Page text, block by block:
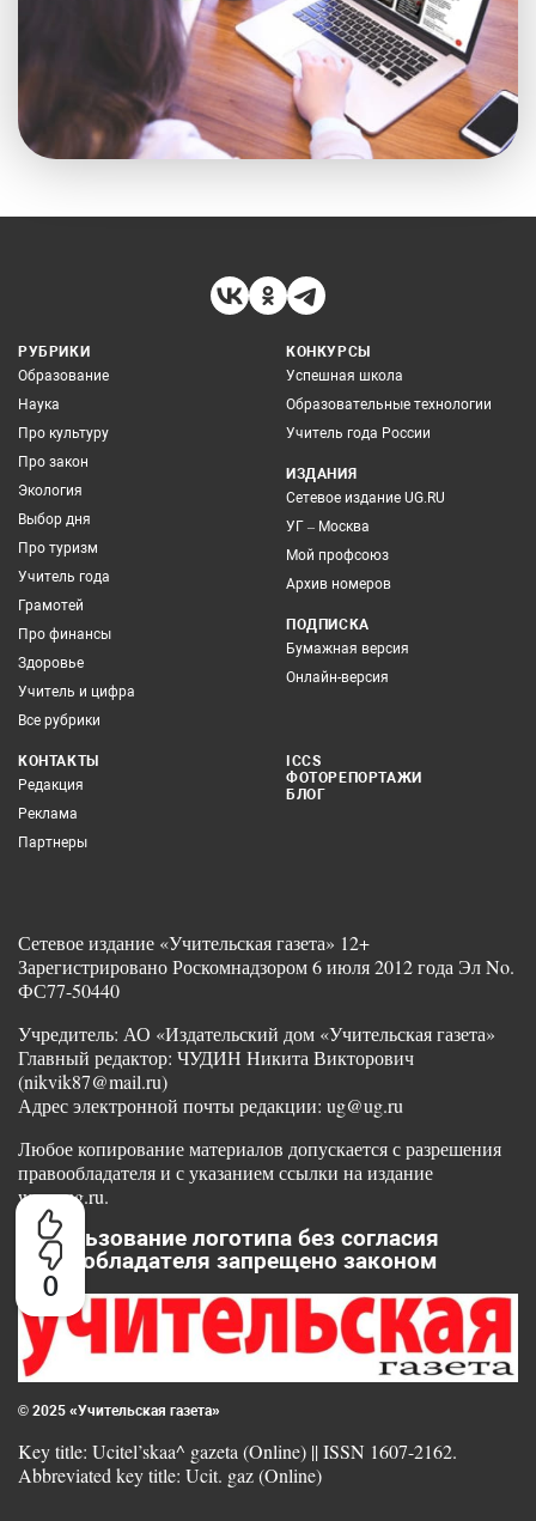
0
РУБРИКИ
Образование
Наука
Про культуру
Про закон
Экология
Выбор дня
Про туризм
Учитель года
Грамотей
Про финансы
Здоровье
Учитель и цифра
Все рубрики
КОНКУРСЫ
Успешная школа
Образовательные технологии
Учитель года России
ИЗДАНИЯ
Сетевое издание UG.RU
УГ – Москва
Мой профсоюз
Архив номеров
ПОДПИСКА
Бумажная версия
Онлайн-версия
КОНТАКТЫ
Редакция
Реклама
Партнеры
ICCS
ФОТОРЕПОРТАЖИ
БЛОГ
Сетевое издание «Учительская газета» 12+
Зарегистрировано Роскомнадзором 6 июля 2012 года Эл No.
ФС77-50440
Учредитель: АО «Издательский дом «Учительская газета»
Главный редактор: ЧУДИН Никита Викторович
(nikvik87@mail.ru)
Адрес электронной почты редакции: ug@ug.ru
Любое копирование материалов допускается с разрешения
правообладателя и с указанием ссылки на издание
www.ug.ru.
Использование логотипа без согласия
правообладателя запрещено законом
© 2025 «Учительская газета»
Key title: Ucitel’skaa^ gazeta (Online) || ISSN 1607-2162.
Abbreviated key title: Ucit. gaz (Online)